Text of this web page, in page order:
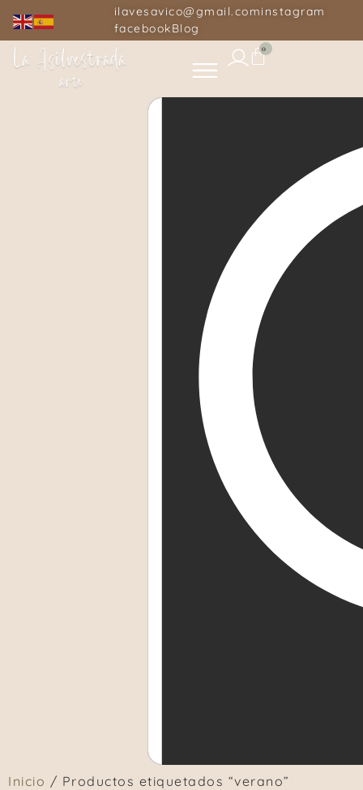
ilavesavico@gmail.cominstagram
facebookBlog
0
Inicio / Productos etiquetados “verano”